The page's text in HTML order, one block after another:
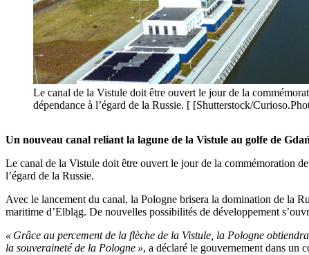
Le canal de la Vistule doit être ouvert le jour de la
dépendance à l’égard de la Russie. [ [Shutterstock/
Un nouveau canal reliant la lagune de la Vistule au golfe de
Le canal de la Vistule doit être ouvert le jour de la commémoration de
l’égard de la Russie.
Avec le lancement du canal, la Pologne brisera la domination de la
maritime d’Elbląg. De nouvelles possibilités de développement s’
« Grâce au percement de la flèche de la Vistule, la Pologne
la souveraineté de la Pologne », a déclaré le gouvernement dans un